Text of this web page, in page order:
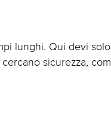
lunghi. Qui devi
sicurezza,